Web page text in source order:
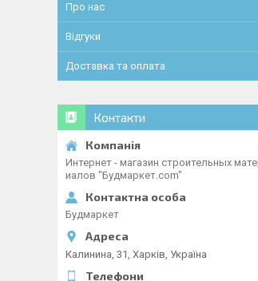
Про нас
Відгуки
Доставка та оплата
Контакти
Интернет - магазин строительных
иалов "Будмаркет.com"
Будмаркет
Калинина, 31, Харків, Україна